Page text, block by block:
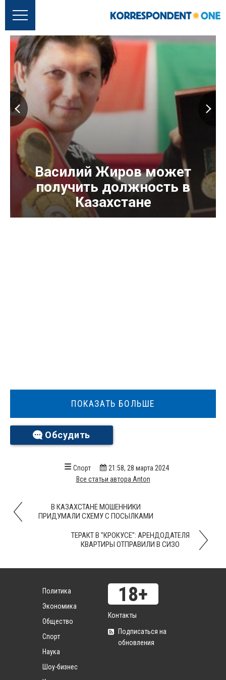
Василий Жиров может
получить должность в
Казахстане
ПОКАЗАТЬ БОЛЬШЕ
Обсудить
Спорт
21:58, 28 марта 2024
Все статьи автора Anton
В КАЗАХСТАНЕ МОШЕННИКИ
ПРИДУМАЛИ СХЕМУ С ПОСЫЛКАМИ
ТЕРАКТ В "КРОКУСЕ": АРЕНДОДАТЕЛЯ
КВАРТИРЫ ОТПРАВИЛИ В СИЗО
Политика
Экономика
Общество
Спорт
Наука
Шоу-бизнес
Контакты
Подписаться на
обновления